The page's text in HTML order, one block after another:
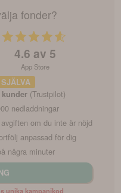
fonder?
4.6 av 5
App Store
(Trustpilot)
nedladdningar
om du inte är nöjd
anpassad för dig
några minuter
unika kampanjkod